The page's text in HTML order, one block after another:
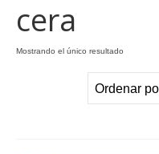
cera
Mostrando el único resultado